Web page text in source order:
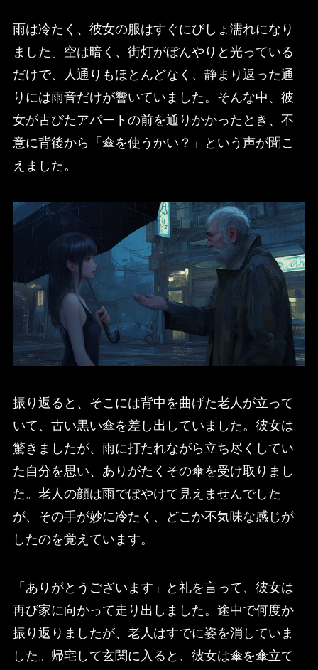
雨は冷たく、彼女の服はすぐにびしょ濡れになり
ました。空は暗く、街灯がぼんやりと光っている
だけで、人通りもほとんどなく、静まり返った通
りには雨音だけが響いていました。そんな中、彼
女が古びたアパートの前を通りかかったとき、不
意に背後から「傘を使うかい？」という声が聞こ
えました。
振り返ると、そこには背中を曲げた老人が立って
いて、古い黒い傘を差し出していました。彼女は
驚きましたが、雨に打たれながら立ち尽くしてい
た自分を思い、ありがたくその傘を受け取りまし
た。老人の顔は雨でぼやけて見えませんでした
が、その手が妙に冷たく、どこか不気味な感じが
したのを覚えています。
「ありがとうございます」と礼を言って、彼女は
再び家に向かって走り出しました。途中で何度か
振り返りましたが、老人はすでに姿を消していま
した。帰宅して玄関に入ると、彼女は傘を傘立て